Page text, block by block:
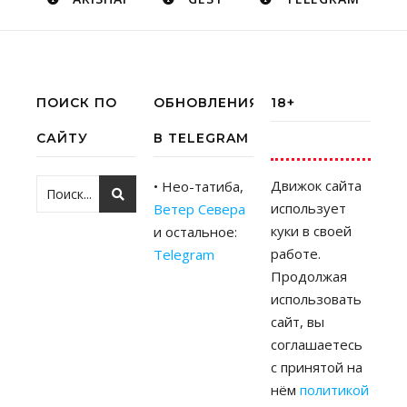
ПОИСК ПО
САЙТУ
ОБНОВЛЕНИЯ
В TELEGRAM
• Нео-татиба,
Ветер Севера
и остальное:
Telegram
18+
Движок сайта
использует
куки в своей
работе.
Продолжая
использовать
сайт, вы
соглашаетесь
с принятой на
нём политикой